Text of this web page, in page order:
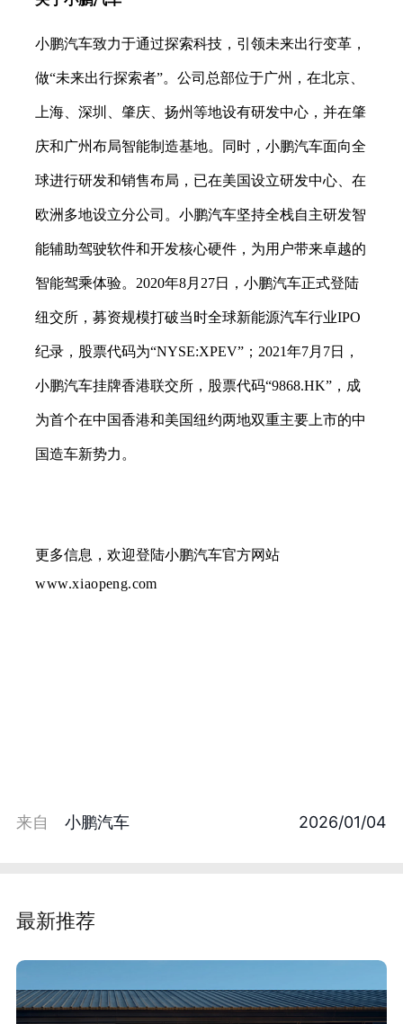
小鹏汽车致力于通过探索科技，引领未来出行变革，
做“未来出行探索者”。公司总部位于广州，在北京、
上海、深圳、肇庆、扬州等地设有研发中心，并在肇
庆和广州布局智能制造基地。同时，小鹏汽车面向全
球进行研发和销售布局，已在美国设立研发中心、在
欧洲多地设立分公司。小鹏汽车坚持全栈自主研发智
能辅助驾驶软件和开发核心硬件，为用户带来卓越的
智能驾乘体验。2020年8月27日，小鹏汽车正式登陆
纽交所，募资规模打破当时全球新能源汽车行业IPO
纪录，股票代码为“NYSE:XPEV”；2021年7月7日，
小鹏汽车挂牌香港联交所，股票代码“9868.HK”，成
为首个在中国香港和美国纽约两地双重主要上市的中
国造车新势力。
更多信息，欢迎登陆小鹏汽车官方网站
www.xiaopeng.com
来自 小鹏汽车 2026/01/04
最新推荐